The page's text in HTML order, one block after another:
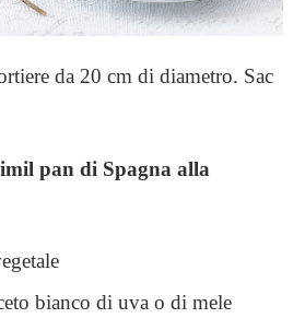
da 20 cm di diametro. Sac
pan di Spagna alla
bianco di uva o di mele